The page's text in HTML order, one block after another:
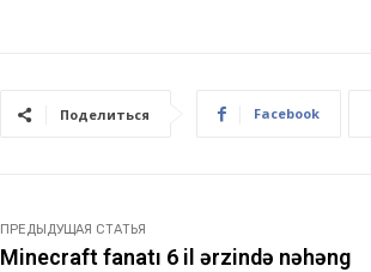
Поделиться Facebook
ПРЕДЫДУЩАЯ СТАТЬЯ
Minecraft fanatı 6 il ərzində nəhəng